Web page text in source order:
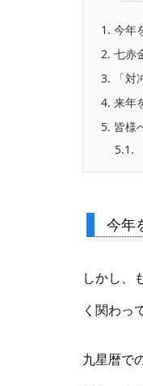
1. 今年
2. 七赤
3. 「対
4. 来年
5. 皆様
5.1.
今年
しかし、
く関わっ
九星暦で